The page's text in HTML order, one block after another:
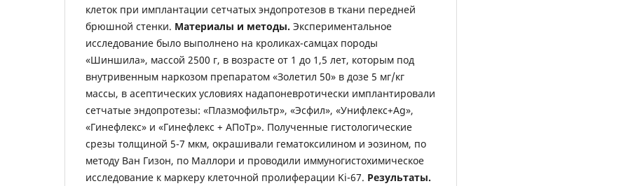
клеток при имплантации сетчатых эндопротезов в ткани передней
брюшной стенки. Материалы и методы. Экспериментальное
исследование было выполнено на кроликах-самцах породы
«Шиншила», массой 2500 г, в возрасте от 1 до 1,5 лет, которым под
внутривенным наркозом препаратом «Золетил 50» в дозе 5 мг/кг
массы, в асептических условиях надапоневротически имплантировали
сетчатые эндопротезы: «Плазмофильтр», «Эсфил», «Унифлекс+Ag»,
«Гинефлекс» и «Гинефлекс + АПоТр». Полученные гистологические
срезы толщиной 5-7 мкм, окрашивали гематоксилином и эозином, по
методу Ван Гизон, по Маллори и проводили иммуногистохимическое
исследование к маркеру клеточной пролиферации Ki-67. Результаты.